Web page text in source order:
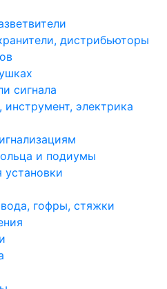
дистрибьюторы
сигнала
электрика
и подиумы
установки
гофры, стяжки